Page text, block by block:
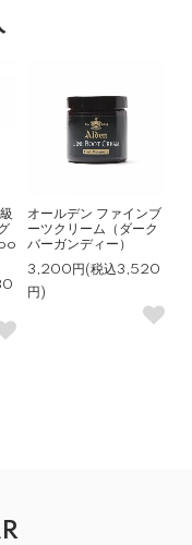
オールデン ファインブ
ーツクリーム（ダーク
バーガンディー）
3,200円(税込3,520
円)